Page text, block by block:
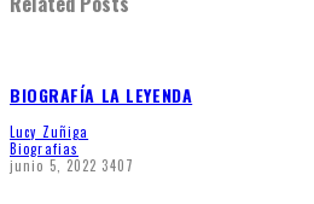
BIOGRAFÍA LA LEYENDA
Lucy Zuñiga
Biografias
junio 5, 2022 3407